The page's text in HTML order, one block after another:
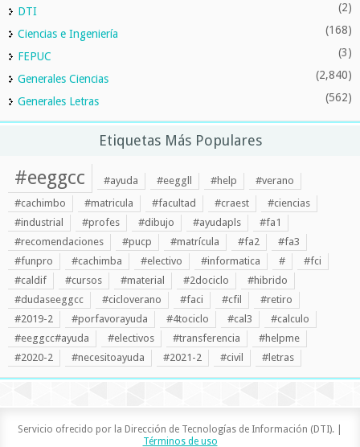
DTI (2)
Ciencias e Ingeniería (168)
FEPUC (3)
Generales Ciencias (2,840)
Generales Letras (562)
Etiquetas Más Populares
#eeggcc #ayuda #eeggll #help
#verano
#cachimbo
#matricula #facultad #craest
#ciencias
#industrial
#profes #dibujo #ayudapls
#fa1
#recomendaciones
#pucp #matrícula #fa2
#fa3
#funpro
#cachimba #electivo #informatica #
#fci
#caldif
#cursos #material #2dociclo
#hibrido
#dudaseeggcc
#cicloverano #faci #cfil
#retiro
#2019-2
#porfavorayuda #4tociclo #cal3
#calculo
#eeggcc#ayuda
#electivos #transferencia
#helpme
#2020-2
#necesitoayuda #2021-2 #civil #letras
Servicio ofrecido por la Dirección de Tecnologías de Información (DTI). |
Términos de uso